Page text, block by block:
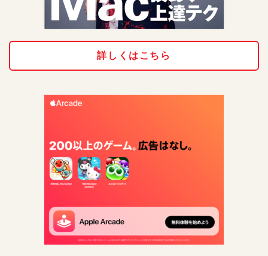
詳しくはこちら